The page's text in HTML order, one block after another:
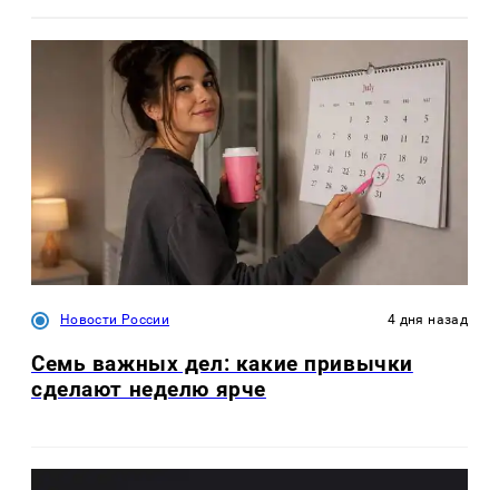
Новости России 4 дня назад
Семь важных дел: какие привычки
сделают неделю ярче